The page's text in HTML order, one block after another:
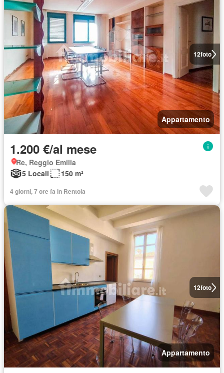
12foto
Appartamento
1.200 €/al mese
Re, Reggio Emilia
5 Locali
150 m²
4 giorni, 7 ore fa in Rentola
12foto
Appartamento